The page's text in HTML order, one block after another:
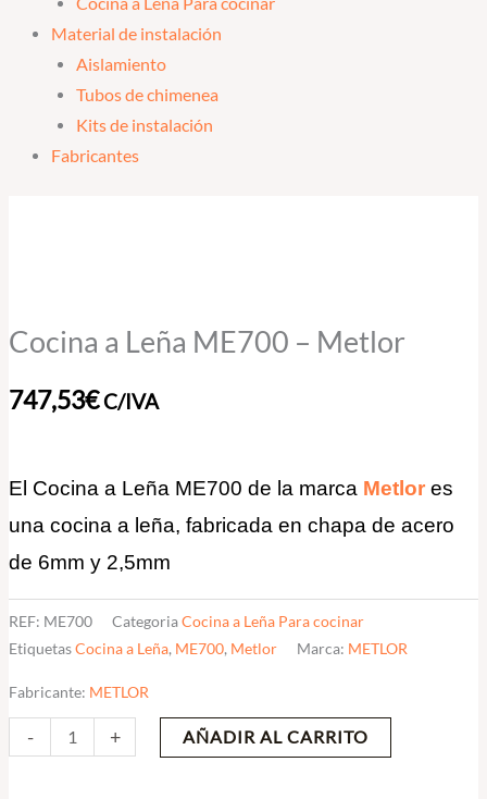
Material de instalación
Aislamiento
Tubos de chimenea
Kits de instalación
Fabricantes
Cocina a Leña ME700 – Metlor
747,53€C/IVA
El Cocina a Leña ME700 de la marca Metlor es
una cocina a leña, fabricada en chapa de acero
de 6mm y 2,5mm
REF: ME700 CategoriaCocina a Leña Para cocinar
EtiquetasCocina a Leña, ME700, Metlor Marca: METLOR
Fabricante: METLOR
-
-
cantidad
+ AÑADIR AL CARRITO